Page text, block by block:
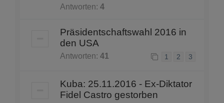
Antworten: 4
Präsidentschaftswahl 2016 in
den USA
Antworten: 41 1 2 3
Kuba: 25.11.2016 - Ex-Diktator
Fidel Castro gestorben